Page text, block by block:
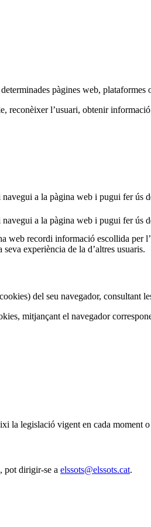
pàgines web,
l’usuari, obtenir
navegui a la pàgina web i pugui fer ús
navegui a la pàgina web i pugui fer ús
web recordi informació escollida per
experiència de la d’altres usuaris.
del seu navegador, consultant
mitjançant el navegador
la legislació vigent en cada moment
pot dirigir-se a elssots@elssots.cat.